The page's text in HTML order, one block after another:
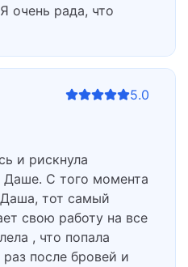
очень рада, что
5.0
и рискнула
Даше. С того момента
тот самый
свою работу на все
, что попала
после бровей и